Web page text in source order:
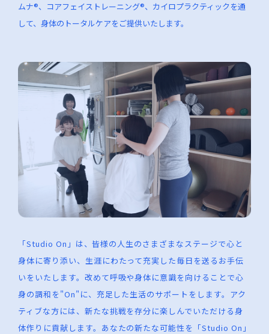
ムナ®、コアフェイストレーニング®、カイロプラクティックを通
して、身体のトータルケアをご提供いたします。
「Studio On」は、皆様の人生のさまざまなステージで心と
身体に寄り添い、生涯にわたって充実した毎日を送るお手伝
いをいたします。改めて呼吸や身体に意識を向けることで心
身の調和を"On"に、充足した生活のサポートをします。アク
ティブな方には、新たな挑戦を存分に楽しんでいただける身
体作りに貢献します。あなたの新たな可能性を「Studio On」